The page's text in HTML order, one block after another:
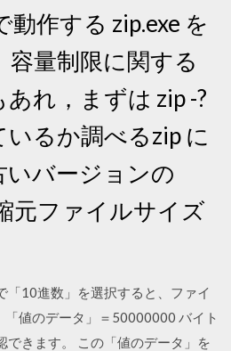
作する zip.exe を
容量制限に関する
れ，まずは zip -?
るか調べるzip に
バージョンの
元ファイルサイズ
「10進数」を選択すると、ファイ
「値のデータ」＝50000000 バイト
きます。 この「値のデータ」を